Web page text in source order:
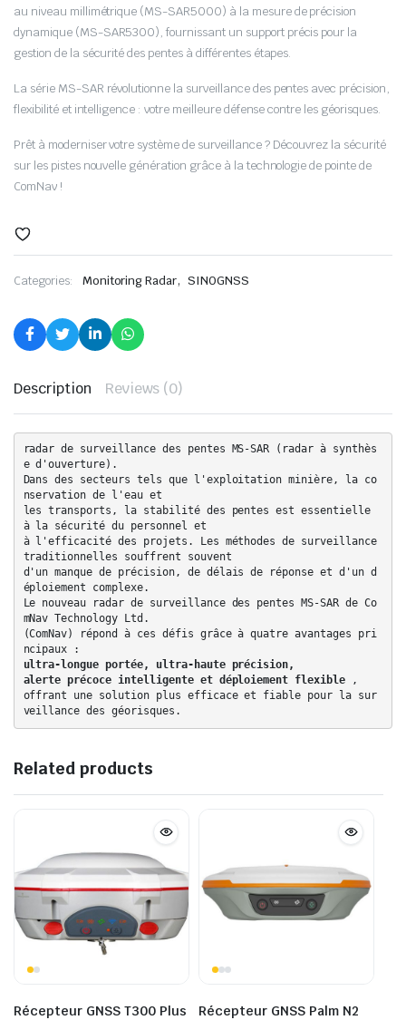
au niveau millimétrique (MS-SAR5000) à la mesure de précision
dynamique (MS-SAR5300), fournissant un support précis pour la
gestion de la sécurité des pentes à différentes étapes.
La série MS-SAR révolutionne la surveillance des pentes avec précision,
flexibilité et intelligence : votre meilleure défense contre les géorisques.
Prêt à moderniser votre système de surveillance ? Découvrez la sécurité
sur les pistes nouvelle génération grâce à la technologie de pointe de
ComNav !
Categories: Monitoring Radar, SINOGNSS
Description Reviews (0)
radar de surveillance des pentes MS-SAR (radar à synthès
e d'ouverture).
Dans des secteurs tels que l'exploitation minière, la co
nservation de l'eau et
les transports, la stabilité des pentes est essentielle
à la sécurité du personnel et
à l'efficacité des projets. Les méthodes de surveillance
traditionnelles souffrent souvent
d'un manque de précision, de délais de réponse et d'un d
éploiement complexe.
Le nouveau radar de surveillance des pentes MS-SAR de Co
mNav Technology Ltd.
(ComNav) répond à ces défis grâce à quatre avantages pri
ultra-longue portée, ultra-haute précision,
alerte précoce intelligente et déploiement flexible,
offrant une solution plus efficace et fiable pour la sur
veillance des géorisques.
Related products
Récepteur GNSS T300 Plus Récepteur GNSS Palm N2